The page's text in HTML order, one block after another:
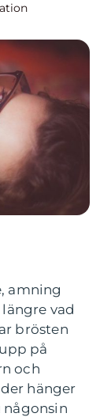
amning
vad
brösten
på
och
hänger
någonsin